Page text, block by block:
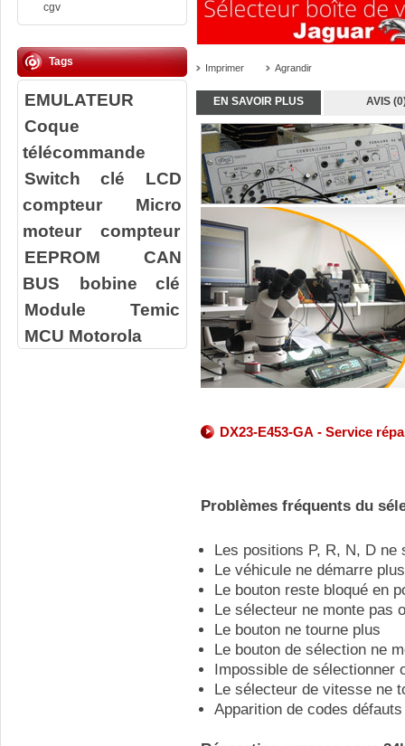
cgv
Tags
EMULATEUR
Coque
télécommande
Switch clé
LCD
compteur
Micro
moteur compteur
EEPROM
CAN
BUS
bobine clé
Module Temic
MCU Motorola
Imprimer Agrandir
EN SAVOIR PLUS AVIS
DX23-E453-GA - Service
Problèmes fréquents du
Les positions P, R, N, D ne
Le véhicule ne démarre
Le bouton reste bloqué en
Le sélecteur ne monte pas
Le bouton ne tourne plus
Le bouton de sélection ne
Impossible de sélectionner
Le sélecteur de vitesse ne
Apparition de codes